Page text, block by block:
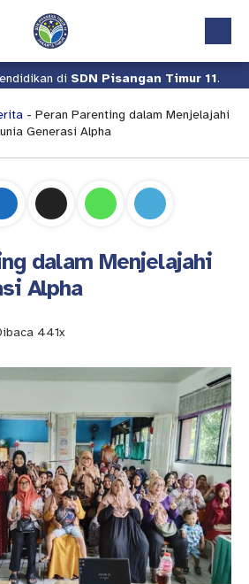
diSDN Pisangan Timur 11. Kami
- Peran Parenting dalam Menjelajahi
Generasi Alpha
dalam Menjelajahi
Alpha
441x